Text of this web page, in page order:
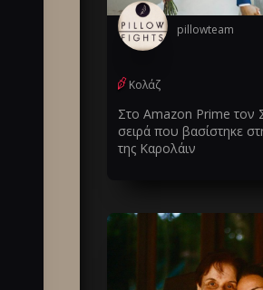
pillowteam
Κολάζ
Στο Amazon Prime τον
σειρά που βασίστηκε
της Καρολάιν